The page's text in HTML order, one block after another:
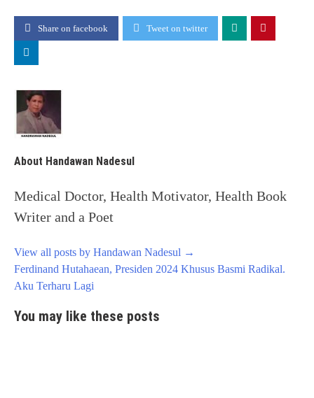
Share on facebook Tweet on twitter
About Handawan Nadesul
Medical Doctor, Health Motivator, Health Book
Writer and a Poet
View all posts by Handawan Nadesul →
Post
navigation
Ferdinand Hutahaean, Presiden 2024 Khusus Basmi Radikal.
Aku Terharu Lagi
You may like these posts